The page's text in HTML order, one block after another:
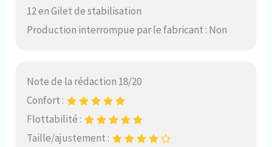
12 en Gilet de stabilisation
Production interrompue par le fabricant : Non
Note de la rédaction 18/20
Confort :
Flottabilité :
Taille/ajustement :